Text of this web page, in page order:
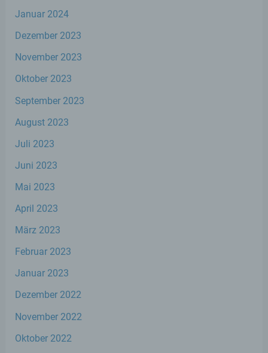
Januar 2024
Dezember 2023
November 2023
Oktober 2023
September 2023
August 2023
Juli 2023
Juni 2023
Mai 2023
April 2023
März 2023
Februar 2023
Januar 2023
Dezember 2022
November 2022
Oktober 2022
h) Auftragsverarbeiter
Auftragsverarbeiter ist eine natürliche oder
juristische Person, Behörde, Einrichtung
oder andere Stelle, die personenbezogene
Daten im Auftrag des Verantwortlichen
verarbeitet.
Daten offengelegt werden, unabhängig
handelt oder nicht. Behörden, die im
Untersuchungsauftrags nach dem
Unionsrecht oder dem Recht der
Mitgliedstaaten möglicherweise
personenbezogene Daten erhalten, gelten
jedoch nicht als Empfänger.
j) Dritter